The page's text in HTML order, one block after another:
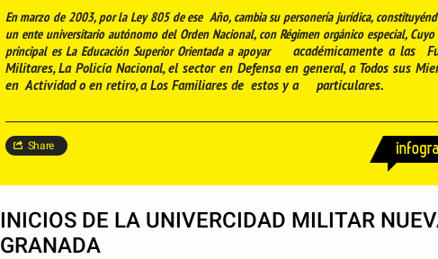
En marzo de 2003, por la Ley 805 de ese Año, cambia su personería jurídica,
un ente universitario autónomo del Orden Nacional, con Régimen orgánico especial, Cuyo
principal es La Educación Superior Orientada a apoyar
académicamente a las
Militares, La Policía Nacional, el sector en Defensa en general, a Todos sus
en Actividad o en retiro, a Los Familiares de estos y a particulares.
Share
INICIOS DE LA UNIVERCIDAD MILITAR
GRANADA